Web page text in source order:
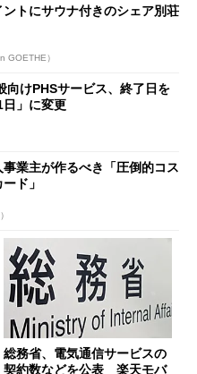
トにサウナ付きのシェア別荘
GOETHE）
けPHSサービス、終了日を
日」に変更
業主が作るべき「圧倒的コス
ド」
総務省、電気通信サービスの
契約数などを公表 楽天モバ